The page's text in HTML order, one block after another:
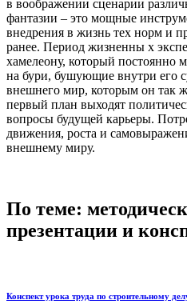
в воображении сценарии
фантазии – это мощные
внедрения в жизнь тех норм и
ранее. Период жизненны х
хамелеону, который постоянно
на бури, бушующие внутри его
внешнего мир, которым он так
первый план выходят
вопросы будущей карьеры.
движения, роста и
внешнему миру.
По теме:
презентации и
Конспект урока труда по строительному